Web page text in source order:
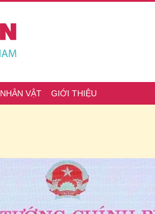
NHÂN VẬT GIỚI THIỆU